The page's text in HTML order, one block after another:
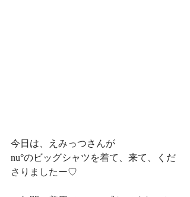
今日は、えみっつさんが
nu°のビッグシャツを着て、来て、くだ
さりましたー♡